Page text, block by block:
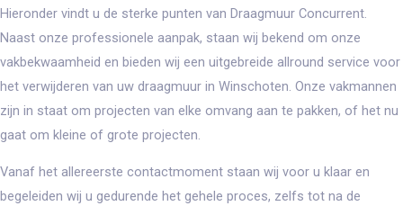
Hieronder vindt u de sterke punten van Draagmuur Concurrent.
Naast onze professionele aanpak, staan wij bekend om onze
vakbekwaamheid en bieden wij een uitgebreide allround service voor
het verwijderen van uw draagmuur in Winschoten. Onze vakmannen
zijn in staat om projecten van elke omvang aan te pakken, of het nu
gaat om kleine of grote projecten.
Vanaf het allereerste contactmoment staan wij voor u klaar en
begeleiden wij u gedurende het gehele proces, zelfs tot na de